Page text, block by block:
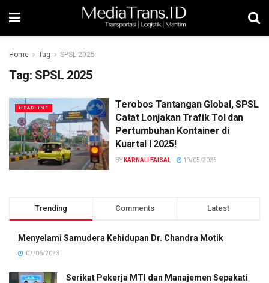
Home Tag SPSL 2025
Tag: SPSL 2025
HEADLINE
Terobos Tantangan Global, SPSL
Catat Lonjakan Trafik Tol dan
Pertumbuhan Kontainer di
Kuartal I 2025!
BY KARNALI FAISAL 19/05/2025
Trending Comments Latest
Menyelami Samudera Kehidupan Dr. Chandra Motik
07/06/2023
Serikat Pekerja MTI dan Manajemen Sepakati